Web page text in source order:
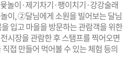
놀이·제기차기·팽이치기·강강술래
이, ②달님에게 소원을 빌어보는 달님
입고 마을을 방문하는 관람객을 위한
시장을 관람한 후 스탬프를 찍어오면
접 만들어 먹어볼 수 있는 체험 등의